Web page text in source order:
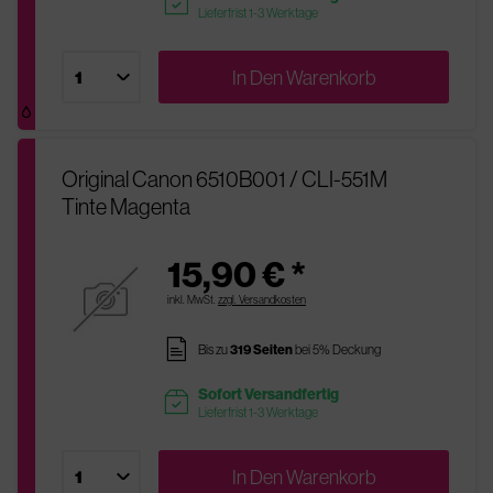
Lieferfrist 1-3 Werktage
In DenWarenkorb
Original Canon 6510B001 / CLI-551M
Tinte Magenta
15,90 € *
inkl. MwSt. zzgl. Versandkosten
pages Bis zu319 Seitenbei 5% Deckung
readytoship Sofort Versandfertig
Lieferfrist 1-3 Werktage
In DenWarenkorb